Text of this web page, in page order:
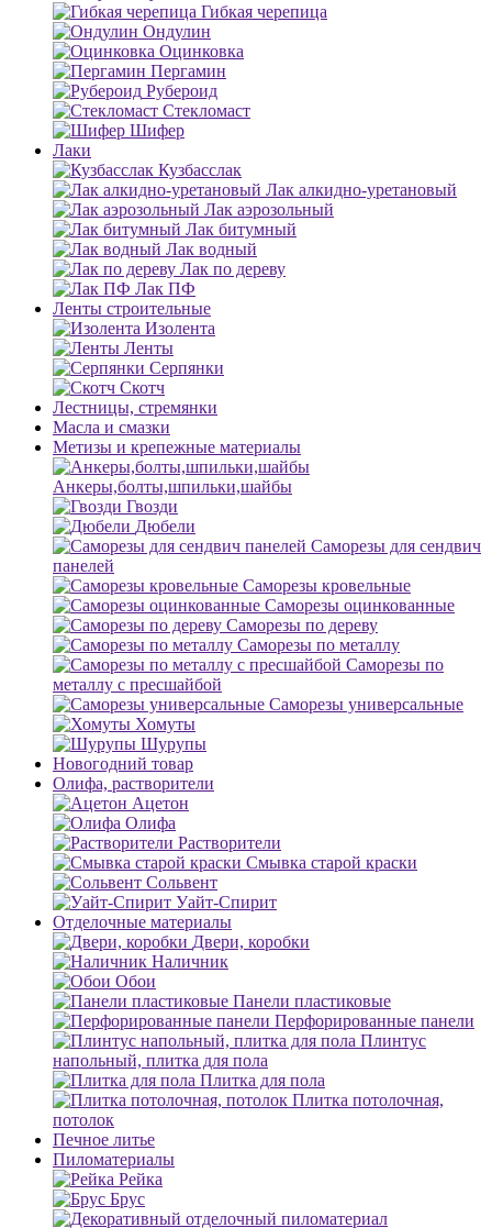
Гибкая черепица
Ондулин
Оцинковка
Пергамин
Рубероид
Стекломаст
Шифер
Лаки
Кузбасслак
Лак алкидно-уретановый
Лак аэрозольный
Лак битумный
Лак водный
Лак по дереву
Лак ПФ
Ленты строительные
Изолента
Ленты
Серпянки
Скотч
Лестницы, стремянки
Масла и смазки
Метизы и крепежные материалы
Анкеры,болты,шпильки,шайбы
Гвозди
Дюбели
Саморезы для сендвич
панелей
Саморезы кровельные
Саморезы оцинкованные
Саморезы по дереву
Саморезы по металлу
Саморезы по
металлу с пресшайбой
Саморезы универсальные
Хомуты
Шурупы
Новогодний товар
Олифа, растворители
Ацетон
Олифа
Растворители
Смывка старой краски
Сольвент
Уайт-Спирит
Отделочные материалы
Двери, коробки
Наличник
Обои
Панели пластиковые
Перфорированные панели
Плинтус
напольный, плитка для пола
Плитка для пола
Плитка потолочная,
потолок
Печное литье
Пиломатериалы
Рейка
Брус